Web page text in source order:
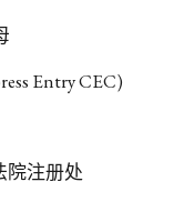
Entry CEC)
注册处